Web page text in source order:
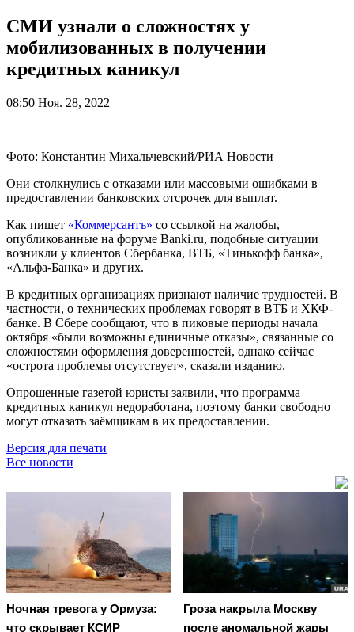
СМИ узнали о сложностях у
мобилизованных в получении
кредитных каникул
08:50 Ноя. 28, 2022
Фото: Константин Михальчевский/РИА Новости
Они столкнулись с отказами или массовыми ошибками в
предоставлении банковских отсрочек для выплат.
Как пишет «Коммерсантъ» со ссылкой на жалобы,
опубликованные на форуме Banki.ru, подобные ситуации
возникли у клиентов Сбербанка, ВТБ, «Тинькофф банка»,
«Альфа-Банка» и других.
В кредитных организациях признают наличие трудностей. В
частности, о технических проблемах говорят в ВТБ и ХКФ-
банке. В Сбере сообщают, что в пиковые периоды начала
октября «были возможны единичные отказы», связанные со
сложностями оформления доверенностей, однако сейчас
«острота проблемы отсутствует», сказали изданию.
Опрошенные газетой юристы заявили, что программа
кредитных каникул недоработана, поэтому банки свободно
могут отказать заёмщикам в их предоставлении.
Версия для печати
Все новости
Ночная тревога у Ормуза:
что скрывает КСИР
Гроза накрыла Москву
после аномальной жары